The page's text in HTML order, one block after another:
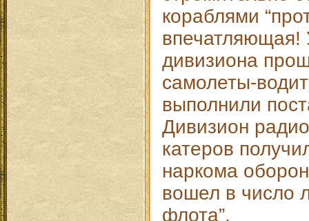
кораблями
впечатляющая!
дивизиона
самолеты-
выполнили
Дивизион
катеров
наркома
вошел в число
флота”.